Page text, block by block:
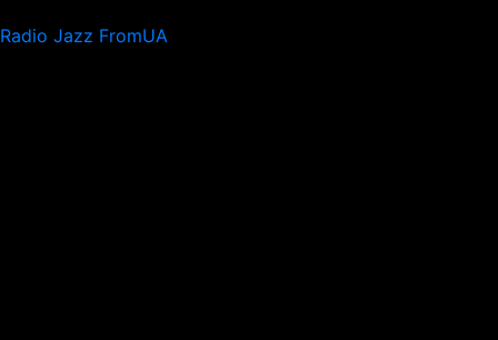
Radio Jazz FromUA